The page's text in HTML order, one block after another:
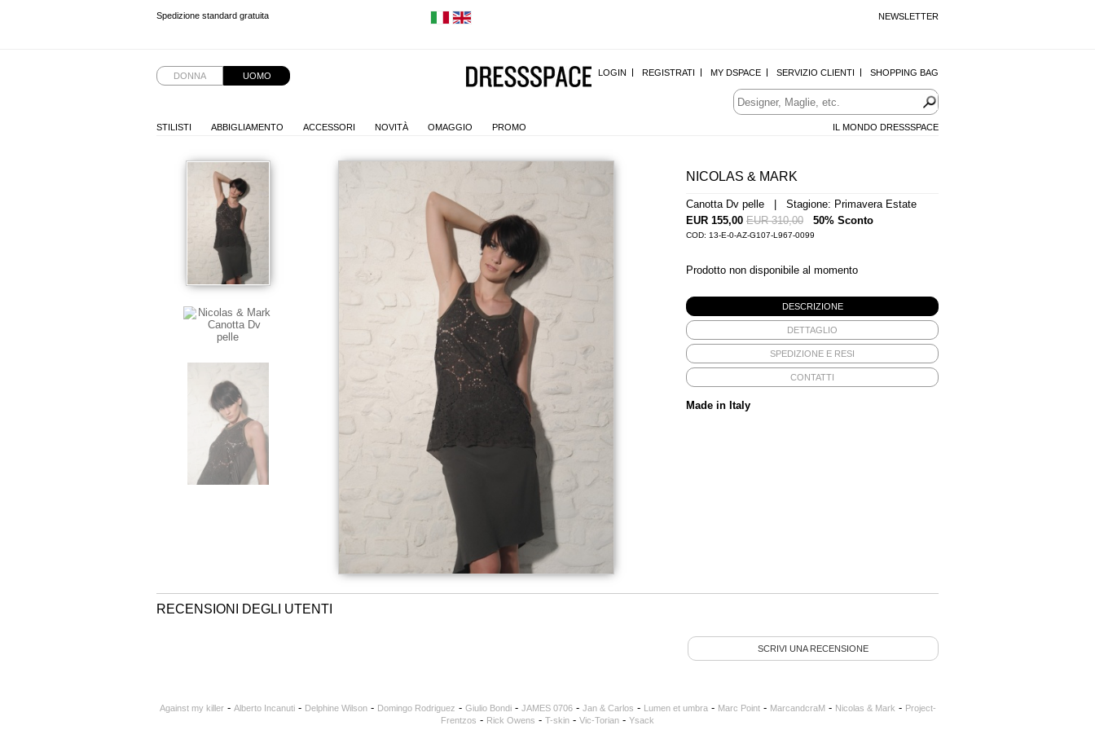
NEWSLETTER
Spedizione standard gratuita
DONNA UOMO LOGIN REGISTRATI MY DSPACE SERVIZIO CLIENTI SHOPPING BAG
STILISTI ABBIGLIAMENTO ACCESSORI NOVITÀ OMAGGIO PROMO IL MONDO DRESSSPACE
NICOLAS & MARK
Canotta Dv pelle | Stagione: Primavera Estate
EUR 155,00 EUR 310,00 50% Sconto
COD: 13-E-0-AZ-G107-L967-0099
Prodotto non disponibile al momento
DESCRIZIONE
DETTAGLIO
SPEDIZIONE E RESI
CONTATTI
Made in Italy
RECENSIONI DEGLI UTENTI
SCRIVI UNA RECENSIONE
Against my killer- Alberto Incanuti- Delphine Wilson- Domingo Rodriguez - Giulio Bondi- JAMES 0706- Jan & Carlos - Lumen et umbra- Marc Point- MarcandcraM - Nicolas & Mark - Project-
Frentzos - Rick Owens - T-skin - Vic-Torian - Ysack